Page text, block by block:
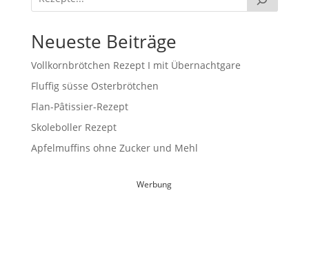
Neueste Beiträge
Vollkornbrötchen Rezept I mit Übernachtgare
Fluffig süsse Osterbrötchen
Flan-Pâtissier-Rezept
Skoleboller Rezept
Apfelmuffins ohne Zucker und Mehl
Werbung